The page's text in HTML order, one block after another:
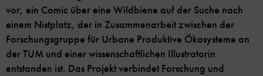
vor, ein Comic über eine Wildbiene auf der Suche nach
einem Nistplatz, der in Zusammenarbeit zwischen der
Forschungsgruppe für Urbane Produktive Ökosysteme an
der TUM und einer wissenschaftlichen Illustratorin
entstanden ist. Das Projekt verbindet Forschung und